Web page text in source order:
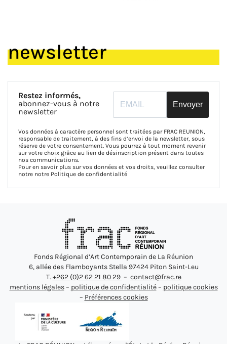
newsletter
Restez informés,
abonnez-vous à notre
newsletter
Envoyer
Vos données à caractère personnel sont traitées par FRAC REUNION,
responsable de traitement, à des fins d’envoi de la newsletter, sous
réserve de votre consentement. Vous pourrez à tout moment revenir
sur votre choix grâce au lien de désinscription présent dans toutes
nos communications.
Pour en savoir plus sur vos données et vos droits, veuillez consulter
notre notre Politique de confidentialité
Fonds Régional d’Art Contemporain de La Réunion
6, allée des Flamboyants Stella 97424 Piton Saint-Leu
T. +262 (0)2 62 21 80 29 – contact@frac.re
mentions légales– politique de confidentialité– politique cookies
– Préférences cookies